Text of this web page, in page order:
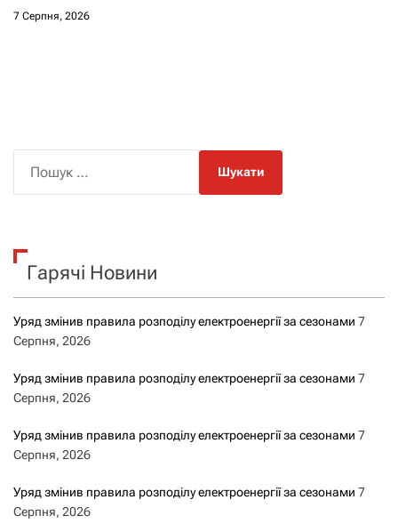
7 Серпня, 2026
к
Гарячі Новини
Уряд змінив правила розподілу електроенергії за сезонами 7
Серпня, 2026
Уряд змінив правила розподілу електроенергії за сезонами 7
Серпня, 2026
Уряд змінив правила розподілу електроенергії за сезонами 7
Серпня, 2026
Уряд змінив правила розподілу електроенергії за сезонами 7
Серпня, 2026